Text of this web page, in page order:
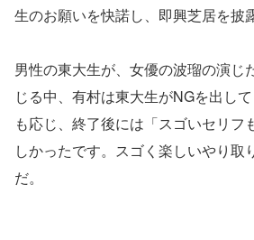
生のお願いを快諾し、即興芝居を披
男性の東大生が、女優の波瑠の演じ
じる中、有村は東大生がNGを出し
も応じ、終了後には「スゴいセリフ
しかったです。スゴく楽しいやり取
だ。